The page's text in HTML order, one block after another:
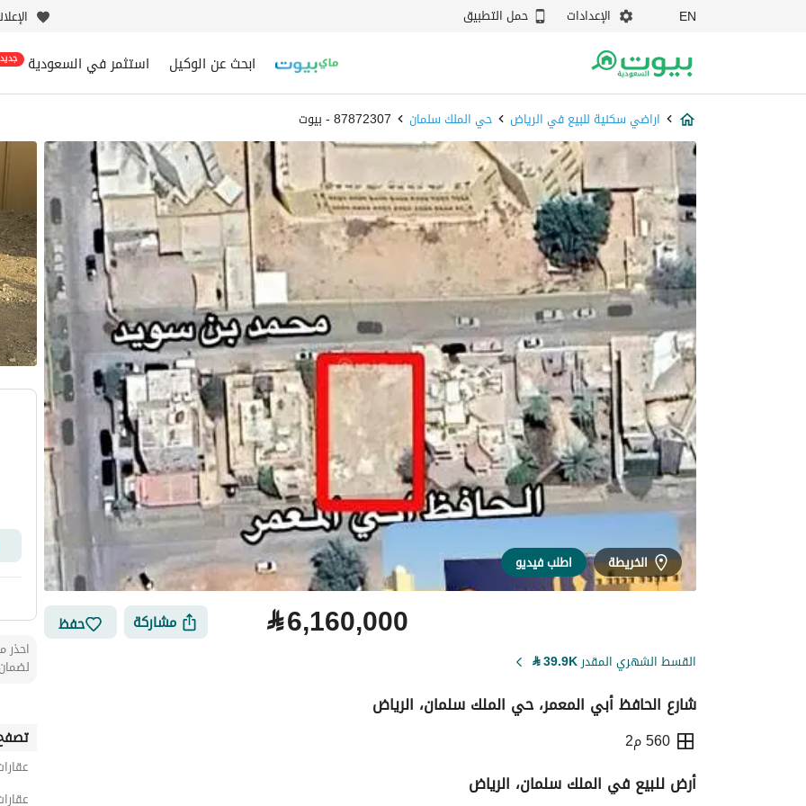
EN الإعدادات حمل التطبيق
ابحث عن الوكيل استثمر في السعودية جديد
اراضي سكنية للبيع في الرياض حي الملك سلمان 87872307 - بيوت
الخريطة اطلب فيديو
⃁6,160,000 مشاركة حفظ
القسط الشهري المقدر39.9K
⃁
شارع الحافظ أبي المعمر، حي الملك سلمان، الرياض
560 م2
أرض للبيع في الملك سلمان، الرياض
احذر